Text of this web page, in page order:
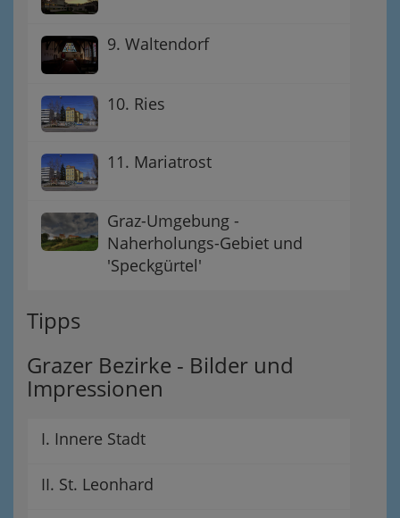
9. Waltendorf
10. Ries
11. Mariatrost
Graz-Umgebung -
Naherholungs-Gebiet und
'Speckgürtel'
Tipps
Grazer Bezirke - Bilder und
Impressionen
I. Innere Stadt
II. St. Leonhard